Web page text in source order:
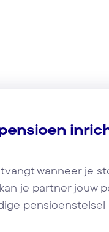
wanneer je
je partner jouw
pensioenstelsel